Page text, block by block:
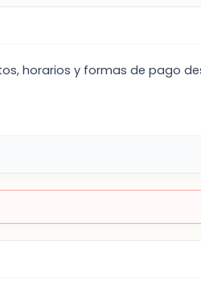
horarios y formas de pago